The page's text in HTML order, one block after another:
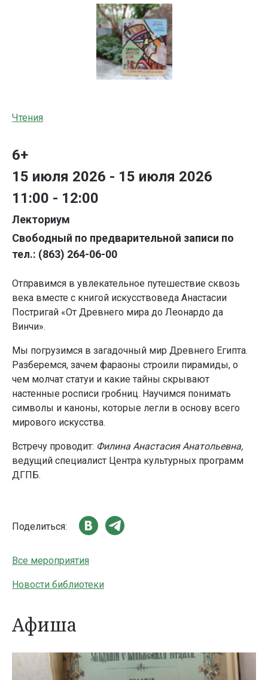
Чтения
6+
15 июля 2026 - 15 июля 2026
11:00 - 12:00
Лекториум
Свободный по предварительной записи по
тел.: (863) 264-06-00
Отправимся в увлекательное путешествие сквозь
века вместе с книгой искусствоведа Анастасии
Постригай «От Древнего мира до Леонардо да
Винчи».
Мы погрузимся в загадочный мир Древнего Египта.
Разберемся, зачем фараоны строили пирамиды, о
чем молчат статуи и какие тайны скрывают
настенные росписи гробниц. Научимся понимать
символы и каноны, которые легли в основу всего
мирового искусства.
Встречу проводит: Филина Анастасия Анатольевна,
ведущий специалист Центра культурных программ
ДГПБ.
Поделиться:
Все мероприятия
Новости библиотеки
Афиша